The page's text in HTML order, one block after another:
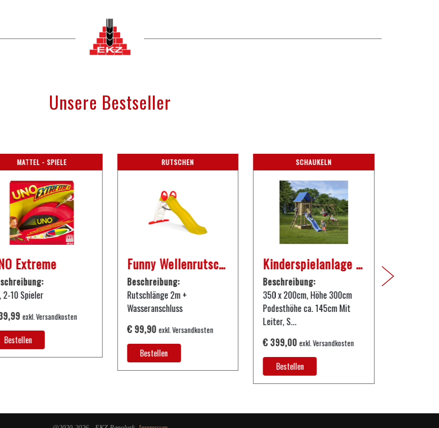
Unsere Bestseller
MATTEL - SPIELE
Extreme
2-10 Spieler
exkl. Versandkosten
Bestellen
RUTSCHEN
Funny Wellenrutsche
Beschreibung:
Rutschlänge 2m +
Wasseranschluss
€ 99,90 exkl. Versandkosten
Bestellen
SCHAUKELN
Kinderspielanlage Emil
Beschreibung:
350 x 200cm, Höhe 300cm
Podesthöhe ca. 145cm Mit
Leiter, S...
€ 399,00 exkl. Versandkosten
Bestellen